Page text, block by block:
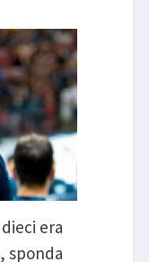
era
sponda